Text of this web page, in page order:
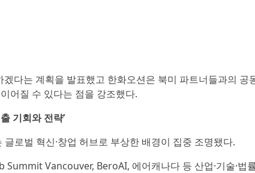
다는 계획을 발표했고 한화오션은 북미 파트너들과의 공
어질 수 있다는 점을 강조했다.
기회와 전략’
로벌 혁신·창업 허브로 부상한 배경이 집중 조명됐다.
Vancouver, BeroAI, 에어캐나다 등 산업·기술·법